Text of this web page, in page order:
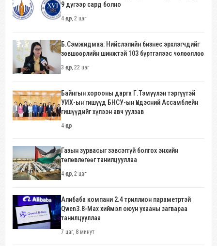
9 дүгээр сард болно
4 өдөр, 2 цаг
Б.Сэмжидмаа: Нийслэлийн бизнес эрхлэгчдийг
зөвшөөрлийн шинжтэй 103 бүртгэлээс чөлөөллөө
3 өдөр, 22 цаг
Байнгын хорооны дарга Г.Тэмүүлэн тэргүүтэй
УИХ-ын гишүүд БНСУ-ын Үндэсний Ассамблейн
гишүүдийг хүлээн авч уулзав
4 өдөр
Газын зурвасыг зэвсэггүй болгох энхийн
төлөвлөгөөг танилцууллаа
4 өдөр, 2 цаг
Алибаба компани 2.4 триллион параметртэй
Qwen3.8-Max хиймэл оюун ухааны загвараа
танилцууллаа
7 цаг, 8 минут